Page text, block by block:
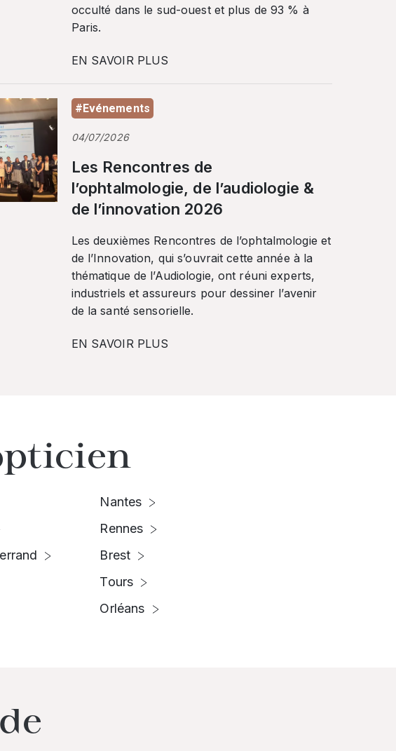
occulté dans le sud-ouest et plus de 93 % à
Paris.
EN SAVOIR PLUS
#Evénements
04/07/2026
Les Rencontres de
l’ophtalmologie, de l’audiologie &
de l’innovation 2026
Les deuxièmes Rencontres de l’ophtalmologie et
de l’Innovation, qui s’ouvrait cette année à la
thématique de l’Audiologie, ont réuni experts,
industriels et assureurs pour dessiner l’avenir
de la santé sensorielle.
EN SAVOIR PLUS
Nantes
Rennes
Brest
Tours
Orléans